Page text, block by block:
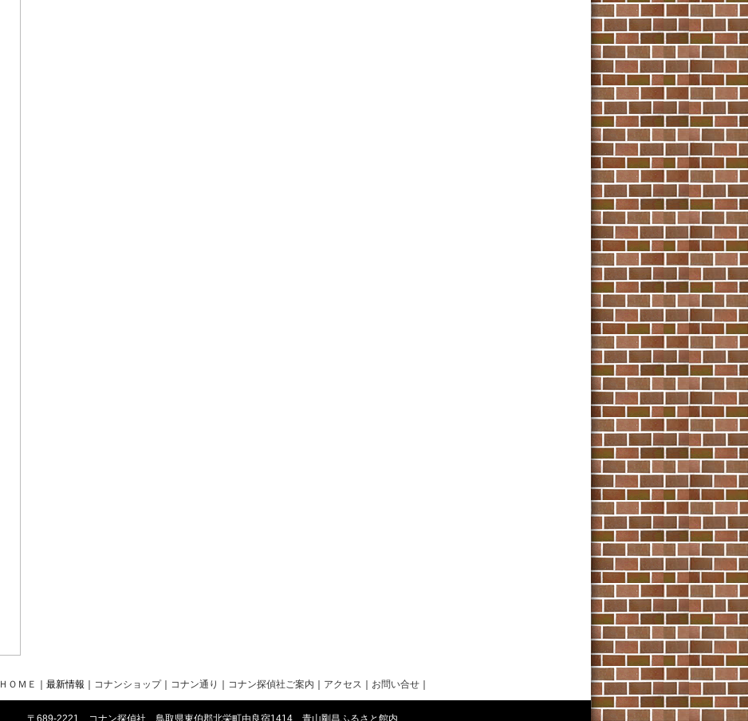
ＨＯＭＥ ｜最新情報 コナンショップ｜ コナン通り コナン探偵社ご案内 アクセス お問い合せ
〒689-2221 コナン探偵社 鳥取県東伯郡北栄町由良宿1414 青山剛昌ふるさと館内